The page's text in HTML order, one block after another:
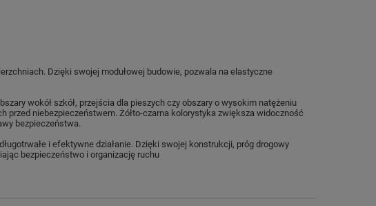
Dzięki swojej modułowej budowie, pozwala na elastyczne
wokół szkół, przejścia dla pieszych czy obszary o wysokim natężeniu
przed niebezpieczeństwem. Żółto-czarna kolorystyka zwiększa widoczność
bezpieczeństwa.
i efektywne działanie. Dzięki swojej konstrukcji, próg drogowy
bezpieczeństwo i organizację ruchu